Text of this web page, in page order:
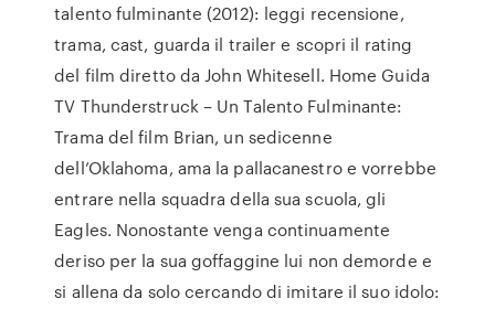
talento fulminante (2012): leggi recensione,
trama, cast, guarda il trailer e scopri il rating
del film diretto da John Whitesell. Home Guida
TV Thunderstruck – Un Talento Fulminante:
Trama del film Brian, un sedicenne
dell’Oklahoma, ama la pallacanestro e vorrebbe
entrare nella squadra della sua scuola, gli
Eagles. Nonostante venga continuamente
deriso per la sua goffaggine lui non demorde e
si allena da solo cercando di imitare il suo idolo: